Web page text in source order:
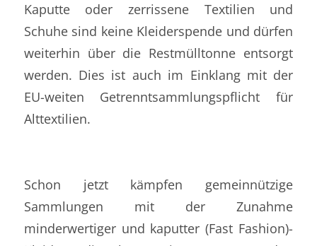
Kaputte oder zerrissene Textilien und
Schuhe sind keine Kleiderspende und dürfen
weiterhin über die Restmülltonne entsorgt
werden. Dies ist auch im Einklang mit der
EU-weiten Getrennt­sammlungspflicht für
Alttextilien.
Schon jetzt kämpfen gemeinnützige
Sammlungen mit der Zunahme
minderwertiger und kaputter (Fast Fashion)-